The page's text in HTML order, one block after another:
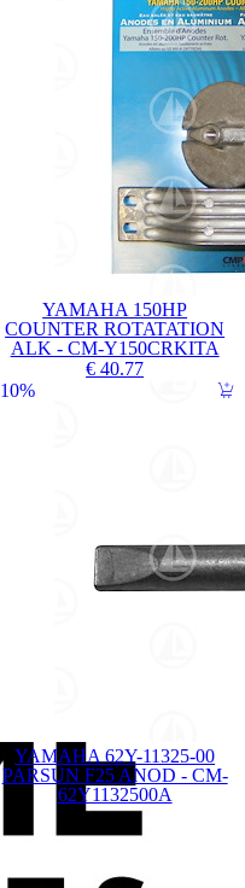
YAMAHA 150HP
COUNTER ROTATATION
ALK - CM-Y150CRKITA
€ 40.77
YAMAHA 62Y-11325-00
PARSUN F25 ANOD - CM-
62Y1132500A
10%